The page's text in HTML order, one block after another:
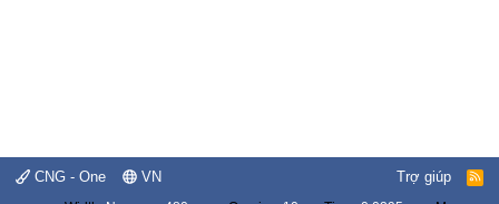
CNG - One VN Trợ giúp
R